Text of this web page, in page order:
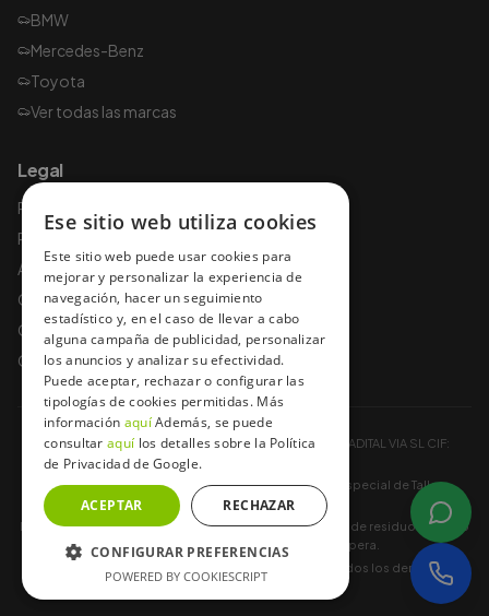
BMW
Mercedes-Benz
Toyota
Ver todas las marcas
Legal
Política de privacidad
Política de cookies
Aviso legal
Condiciones de uso
Condiciones y garantías
Condiciones de contratación
Baterías a Domicilio ® es una Marca Registrada por ADITAL VIA SL CIF:
Registro Industrial 13-A-452-00140441 Registro especial de Taller
CM/19108
Baterías a Domicilio® está registrada como productor de residuos (plomo
de baterías) en todas las CCAA donde opera.
bateriasadomicilio.es. Todos los derechos
reservados.
Ese sitio web utiliza cookies
Este sitio web puede usar cookies para
mejorar y personalizar la experiencia de
navegación, hacer un seguimiento
estadístico y, en el caso de llevar a cabo
alguna campaña de publicidad, personalizar
los anuncios y analizar su efectividad.
Puede aceptar, rechazar o configurar las
tipologías de cookies permitidas. Más
información aquíAdemás, se puede
consultar aquí los detalles sobre la Política
de Privacidad de Google.
ACEPTAR RECHAZAR
CONFIGURAR PREFERENCIAS
POWERED BY COOKIESCRIPT